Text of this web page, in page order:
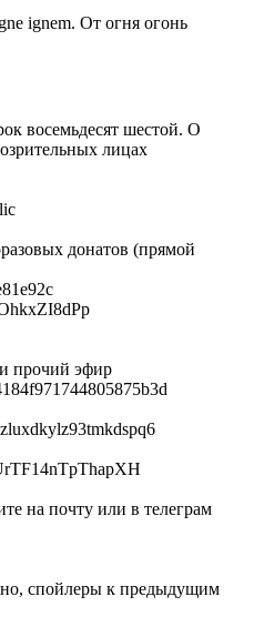
ignem. От огня огонь
восемьдесят шестой. О
лицах
донатов (прямой
прочий эфир
на почту или в телеграм
спойлеры к предыдущим